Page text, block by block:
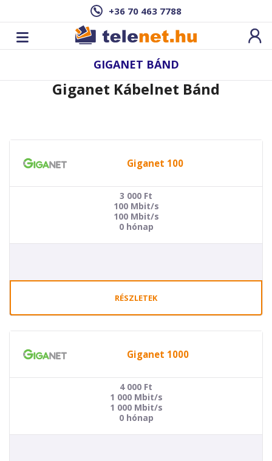
+36 70 463 7788
GIGANET BÁND
Giganet Kábelnet Bánd
Giganet 100
3 000 Ft
100 Mbit/s
100 Mbit/s
0 hónap
RÉSZLETEK
Giganet 1000
4 000 Ft
1 000 Mbit/s
1 000 Mbit/s
0 hónap